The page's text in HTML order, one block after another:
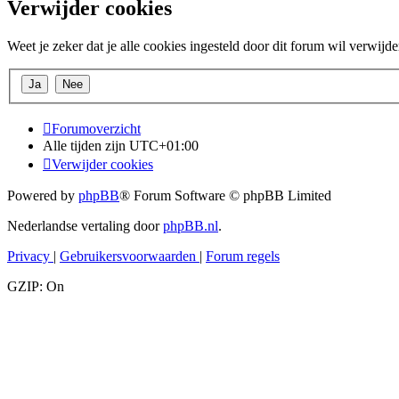
Verwijder cookies
Weet je zeker dat je alle cookies ingesteld door dit forum wil
Forumoverzicht
Alle tijden zijn UTC+01:00
Verwijder cookies
Powered by phpBB® Forum Software © phpBB Limited
Nederlandse vertaling doorphpBB.nl.
Privacy | Gebruikersvoorwaarden | Forum regels
GZIP: On